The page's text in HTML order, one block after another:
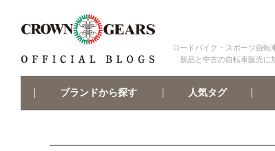
ロードバイク・スポーツ自
新品と中古の自転車販売に
ブランドから探す 人気タグ